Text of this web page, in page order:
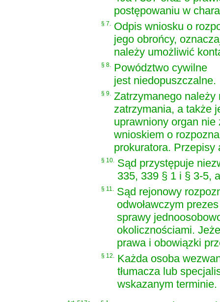
postępowaniu w
§ 7. Odpis wniosku o
jego obrońcy,
należy umożliwić
§ 8. Powództwo cywilne
jest niedopuszczalne.
§ 9. Zatrzymanego
zatrzymania, a także
uprawniony organ
wnioskiem o
prokuratora. Przepisy
§ 10. Sąd przystępuje
335, 339 § 1 i § 3-5,
§ 11. Sąd rejonowy
odwoławczym
sprawy
okolicznościami.
prawa i obowiązki
§ 12. Każda osoba
tłumacza lub
wskazanym terminie.